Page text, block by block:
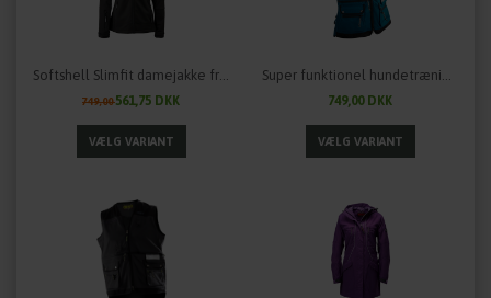
Softshell Slimfit damejakke fra OWNEY Outdoor - "MATU"
749,00561,75 DKK
Super funktionel hundetræningsvest til damer fra OWNEY Outdoor
749,00 DKK